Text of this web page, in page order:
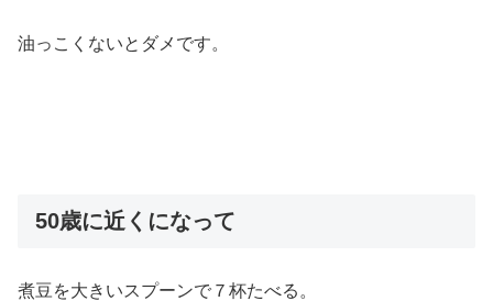
油っこくないとダメです。
50歳に近くになって
煮豆を大きいスプーンで７杯たべる。